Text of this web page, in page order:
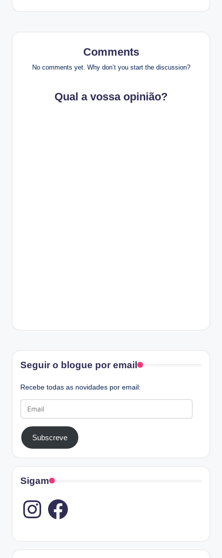
Comments
No comments yet. Why don’t you start the discussion?
Qual a vossa opinião?
Seguir o blogue por email
Recebe todas as novidades por email:
Subscreve
Sigam
Instagram